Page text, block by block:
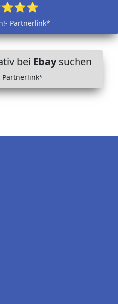
Partnerlink*
bei Ebaysuchen
Partnerlink*